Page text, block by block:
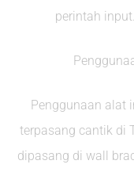
perintah
Penggunaan alat
terpasang cantik di
dipasang di wall